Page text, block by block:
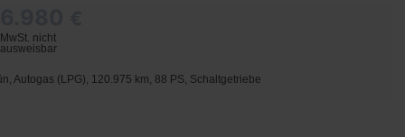
MwSt. nicht
ausweisbar
Autogas (LPG), 120.975 km, 88 PS, Schaltgetriebe